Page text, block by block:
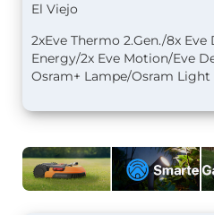
El Viejo
2xEve Thermo 2.Gen./8x
Energy/2x Eve Motion/Eve
Osram+ Lampe/Osram